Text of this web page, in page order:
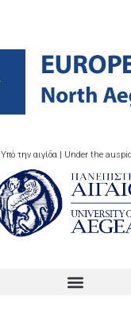
Υπό την αιγίδα | Under the